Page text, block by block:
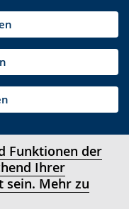
Funktionen der
Ihrer
sein. Mehr zu